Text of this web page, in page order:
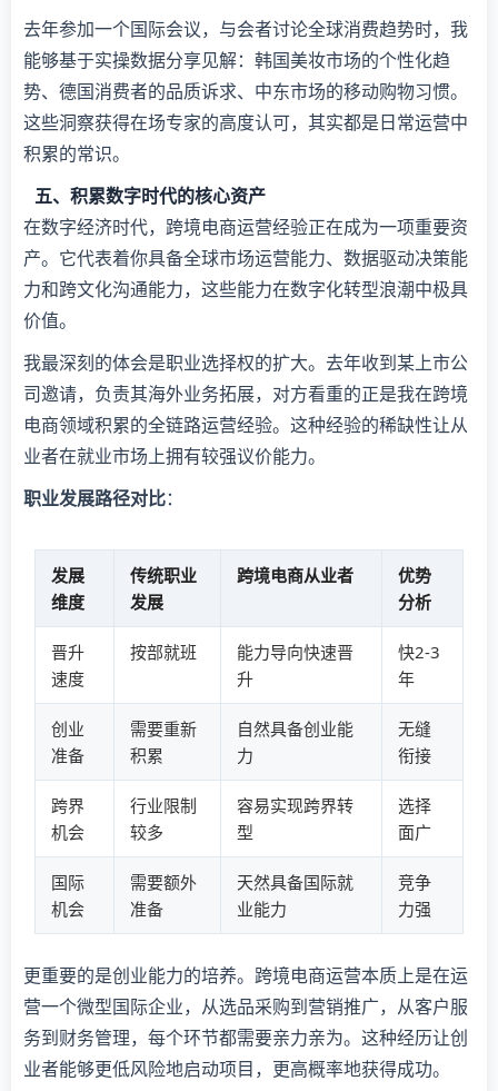
去年参加一个国际会议，与会者讨论全球消费趋势时，我
能够基于实操数据分享见解：韩国美妆市场的个性化趋
势、德国消费者的品质诉求、中东市场的移动购物习惯。
这些洞察获得在场专家的高度认可，其实都是日常运营中
积累的常识。
五、积累数字时代的核心资产
在数字经济时代，跨境电商运营经验正在成为一项重要资
产。它代表着你具备全球市场运营能力、数据驱动决策能
力和跨文化沟通能力，这些能力在数字化转型浪潮中极具
价值。
我最深刻的体会是职业选择权的扩大。去年收到某上市公
司邀请，负责其海外业务拓展，对方看重的正是我在跨境
电商领域积累的全链路运营经验。这种经验的稀缺性让从
业者在就业市场上拥有较强议价能力。
​职业发展路径对比​​：
发展
维度
传统职业
发展
跨境电商从业者
优势
分析
晋升
速度
按部就班
能力导向快速晋
升
快2-3
年
创业
准备
需要重新
积累
自然具备创业能
力
无缝
衔接
跨界
机会
行业限制
较多
容易实现跨界转
型
选择
面广
国际
机会
需要额外
准备
天然具备国际就
业能力
竞争
力强
更重要的是创业能力的培养。跨境电商运营本质上是在运
营一个微型国际企业，从选品采购到营销推广，从客户服
务到财务管理，每个环节都需要亲力亲为。这种经历让创
业者能够更低风险地启动项目，更高概率地获得成功。